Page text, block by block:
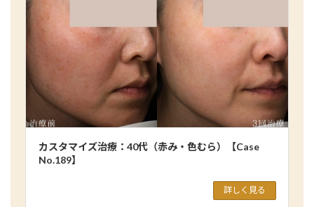
カスタマイズ治療：40代（赤み・色むら）【Case
No.189】
詳しく見る